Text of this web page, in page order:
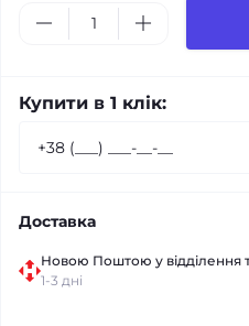
Купити в 1 клік:
Доставка
Новою Поштою у відділення
1-3 дні